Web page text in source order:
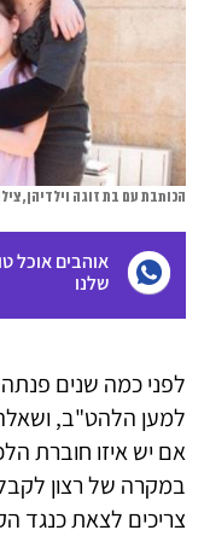
הכותבת עם בת זוגה וילדיהן,
אוהבים אוכל
שלנו
לפני כמה שנים פנתה
למען הלהט"ב,
אם יש איזו חוברת
צריכים לצאת כנגד